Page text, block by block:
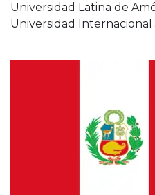
Universidad Latina de
Universidad Internacional